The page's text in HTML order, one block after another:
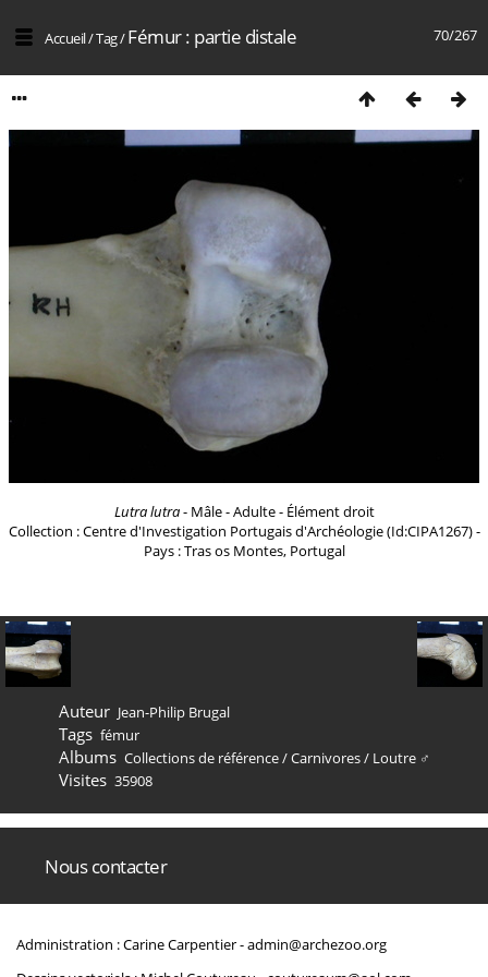
70/267
Accueil/Tag/Fémur : partie distale
Lutra lutra- Mâle - Adulte - Élément droit
Collection : Centre d'Investigation Portugais d'Archéologie (Id:CIPA1267) -
Pays : Tras os Montes, Portugal
Auteur Jean-Philip Brugal
Tags fémur
Albums Collections de référence/Carnivores/ Loutre ♂
Visites 35908
Nous contacter
Administration : Carine Carpentier -admin@archezoo.org